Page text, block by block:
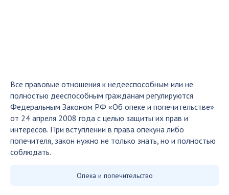
Все правовые отношения к недееспособным или не
полностью дееспособным гражданам регулируются
Федеральным Законом РФ «Об опеке и попечительстве»
от 24 апреля 2008 года с целью защиты их прав и
интересов. При вступлении в права опекуна либо
попечителя, закон нужно не только знать, но и полностью
соблюдать.
Опека и попечительство